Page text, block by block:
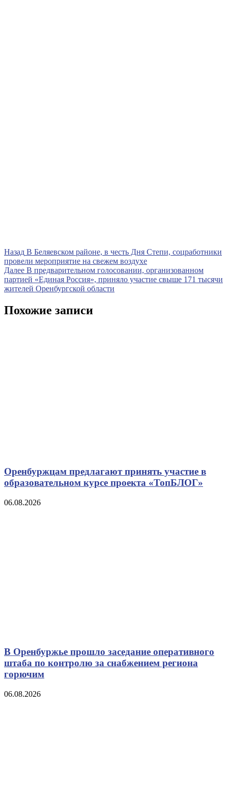
Навигация
по
записям
Назад Предыдущая
запись
В Беляевском районе, в честь Дня Степи, соцработники
провели мероприятие на свежем воздухе
Далее Следующая
запись
В предварительном голосовании, организованном
партией «Единая Россия», приняло участие свыше 171 тысячи
жителей Оренбургской области
Похожие записи
Оренбуржцам предлагают принять участие в
образовательном курсе проекта «ТопБЛОГ»
06.08.2026
В Оренбуржье прошло заседание оперативного
штаба по контролю за снабжением региона
горючим
06.08.2026